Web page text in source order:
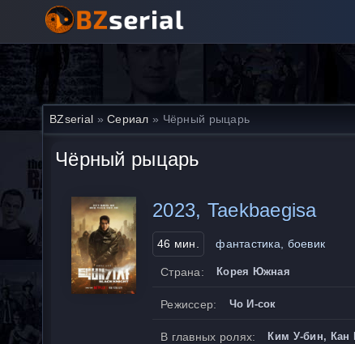
BZserial »Сериал » Чёрный рыцарь
Чёрный рыцарь
2023, Taekbaegisa
46 мин. фантастика, боевик
Страна: Корея Южная
Режиссер: Чо И-сок
В главных ролях:
Ким У-бин,